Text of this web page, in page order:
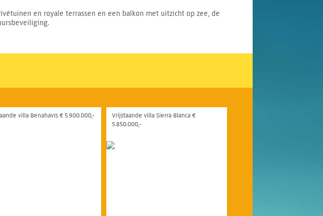
en royale terrassen en een balkon met uitzicht op zee, de
villa Benahavís € 5.900.000,-
Vrijstaande villa Sierra Blanca €
5.850.000,-